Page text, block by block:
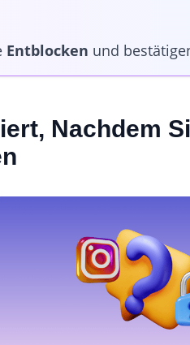
Entblocken und
Nachdem